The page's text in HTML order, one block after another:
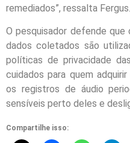
remediados”, ressalta Fergus.
O pesquisador defende que
dados coletados são
políticas de privacidade
cuidados para quem
os registros de áudio
sensíveis perto deles e
Compartilhe isso: